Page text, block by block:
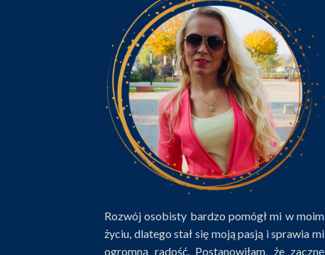
Rozwój osobisty bardzo pomógł mi w moim
życiu, dlatego stał się moją pasją i sprawia mi
ogromną radość. Postanowiłam, że zacznę